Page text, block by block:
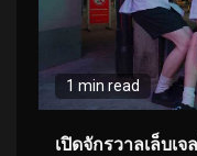
1 min read
เปิดจักรวาลเล็บเ